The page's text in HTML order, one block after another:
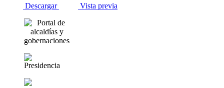
Descargar Vista previa